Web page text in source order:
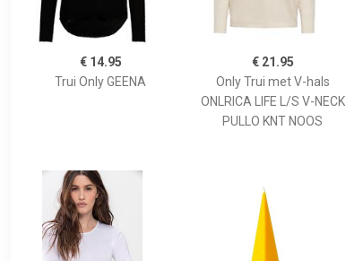
€ 14.95
Trui Only GEENA
€ 21.95
Only Trui met V-hals
ONLRICA LIFE L/S V-NECK
PULLO KNT NOOS